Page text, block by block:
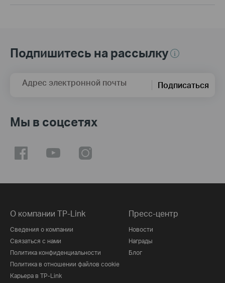
Подпишитесь на рассылку
Адрес электронной почты Подписаться
Мы в соцсетях
О компании TP-Link
Сведения о компании
Связаться с нами
Политика конфиденциальности
Политика в отношении файлов cookie
Карьера в TP-Link
Пресс-центр
Новости
Награды
Блог